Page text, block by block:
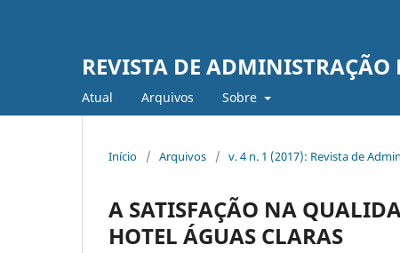
REVISTA DE ADMINISTRAÇÃO
Atual Arquivos Sobre
Início / Arquivos / v. 4 n. 1 (2017): Revista de
A SATISFAÇÃO NA
HOTEL ÁGUAS CLARAS